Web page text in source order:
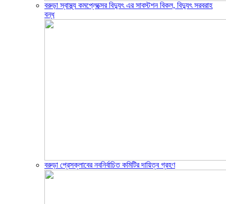
বরুড়া স্বাস্থ্য কমপ্লেক্সের বিদ্যুৎ এর সাবস্টশন বিকল, বিদ্যুৎ সরবরাহ
বন্ধ
বরুড়া প্রেসক্লাবের নবনির্বাচিত কমিটির দায়িত্ব গ্রহণ